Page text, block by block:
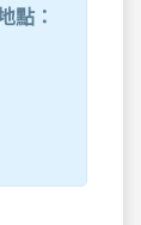
點：